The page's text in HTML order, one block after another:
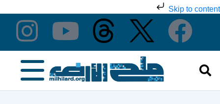
Skip to content